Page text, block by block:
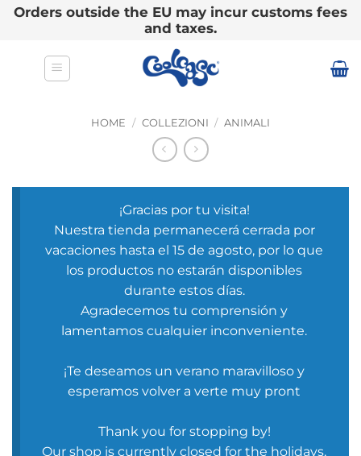
Orders outside the EU may incur customs fees
and taxes.
HOME / COLLEZIONI / ANIMALI
¡Gracias por tu visita!
Nuestra tienda permanecerá cerrada por
vacaciones hasta el 15 de agosto, por lo que
los productos no estarán disponibles
durante estos días.
Agradecemos tu comprensión y
lamentamos cualquier inconveniente.
¡Te deseamos un verano maravilloso y
esperamos volver a verte muy pront
Thank you for stopping by!
Our shop is currently closed for the holidays,